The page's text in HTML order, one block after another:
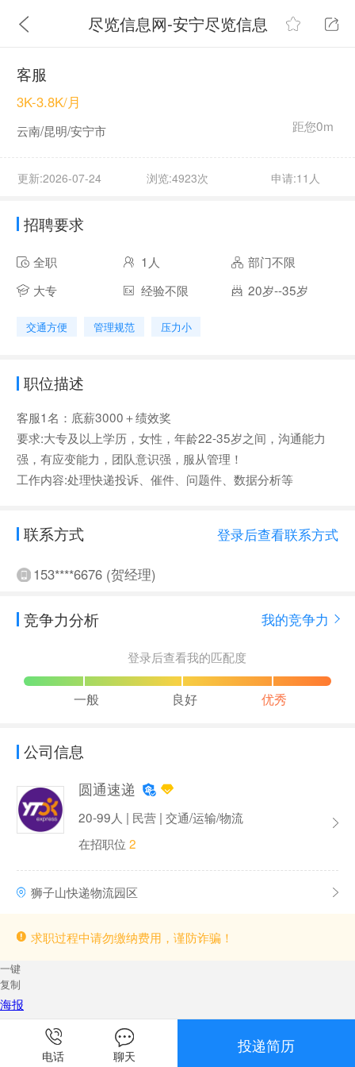
尽览信息网-安宁尽览信息
客服
距您0m
3K-3.8K/月
云南/昆明/安宁市
更新:2026-07-24 浏览:4923次 申请:11人
招聘要求
全职 1人
部门不限
大专
经验不限 20岁--35岁
交通方便 管理规范 压力小
职位描述
客服1名：底薪3000＋绩效奖
要求:大专及以上学历，女性，年龄22-35岁之间，沟通能力
强，有应变能力，团队意识强，服从管理！
工作内容:处理快递投诉、催件、问题件、数据分析等
联系方式 登录后查看联系方式
153****6676 (贺经理)
竞争力分析 我的竞争力
登录后查看我的匹配度
一般 良好 优秀
公司信息
圆通速递
20-99人 | 民营 | 交通/运输/物流
在招职位 2
狮子山快递物流园区
求职过程中请勿缴纳费用，谨防诈骗！
电话 聊天
投递简历
一键
复制
海报